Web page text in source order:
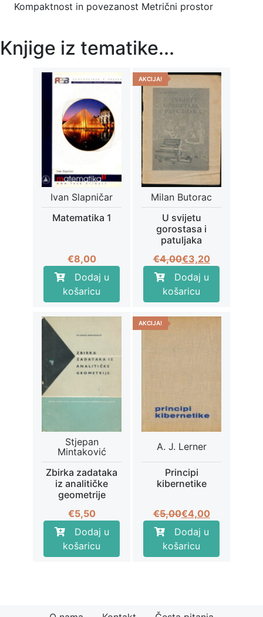
Kompaktnost in povezanost Metrični prostor
Knjige iz tematike...
Ivan Slapničar
Matematika 1
€8,00
Dodaj u
košaricu
AKCIJA!
Milan Butorac
U svijetu
gorostasa i
patuljaka
€4,00Izvorna
cijena
bila
je:
€4,00.
€3,20
Trenutna
cijena
je:
€3,20.
Dodaj u
košaricu
Stjepan
Mintaković
Zbirka zadataka
iz analitičke
geometrije
€5,50
Dodaj u
košaricu
AKCIJA!
A. J. Lerner
Principi
kibernetike
€5,00Izvorna
cijena
bila
je:
€4,00
Trenutna
cijena
je:
€4,00.
Dodaj u
košaricu